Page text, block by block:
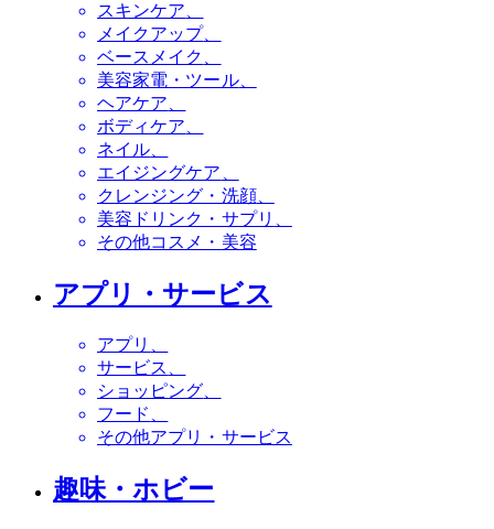
スキンケア
メイクアップ
ベースメイク
美容家電・ツール
ヘアケア
ボディケア
ネイル
エイジングケア
クレンジング・洗顔
美容ドリンク・サプリ
その他コスメ・美容
アプリ・サービス
アプリ
サービス
ショッピング
フード
その他アプリ・サービス
趣味・ホビー